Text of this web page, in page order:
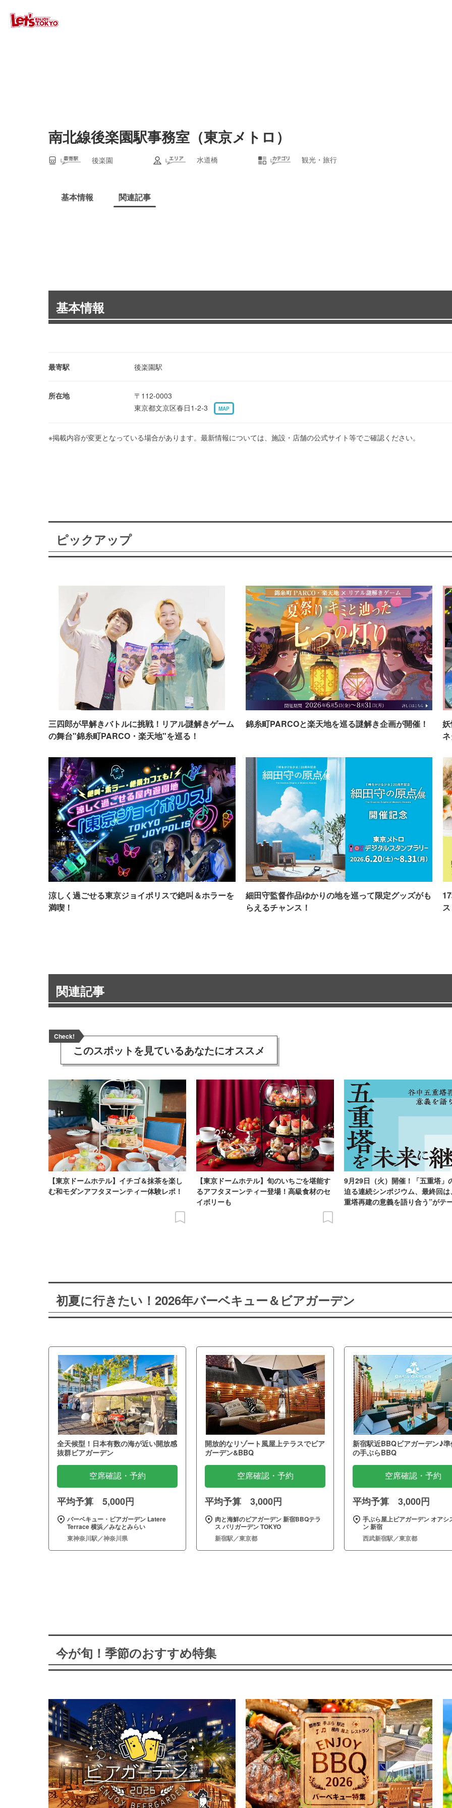
南北線後楽園駅事務室（東京メトロ）
後楽園 水道橋 観光・旅行
基本情報 関連記事
基本情報
最寄駅 後楽園駅
所在地
〒112-0003
東京都文京区春日1-2-3
MAP
※掲載内容が変更となっている場合があります。最新情報については、施設・店舗の公式サイト等でご確認ください。
ピックアップ
三四郎が早解きバトルに挑戦！リアル謎解きゲーム
の舞台"錦糸町PARCO・楽天地"を巡る！
錦糸町PARCOと楽天地を巡る謎解き企画が開催！
涼しく過ごせる東京ジョイポリスで絶叫＆ホラーを
満喫！
細田守監督作品ゆかりの地を巡って限定グッズがも
らえるチャンス！
関連記事
Check!
このスポットを見ているあなたにオススメ
【東京ドームホテル】イチゴ＆抹茶を楽し
む和モダンアフタヌーンティー体験レポ！
【東京ドームホテル】旬のいちごを堪能す
るアフタヌーンティー登場！高級食材のセ
イボリーも
9月29日（火）開催！「五重塔」
迫る連続シンポジウム、最終回は
重塔再建の意義を語り合う”がテ
初夏に行きたい！2026年バーベキュー＆ビアガーデン
全天候型！日本有数の海が近い開放感
抜群ビアガーデン
空席確認・予約
平均予算 5,000円
バーベキュー・ビアガーデン Latere
Terrace 横浜／みなとみらい
東神奈川駅／神奈川県
開放的なリゾート風屋上テラスでビア
ガーデン&BBQ
空席確認・予約
平均予算 3,000円
肉と海鮮のビアガーデン 新宿BBQテラ
ス バリガーデン TOKYO
新宿駅／東京都
新宿駅近BBQビアガーデン♪
の手ぶらBBQ
空席確認・予約
平均予算 3,000円
手ぶら屋上ビアガーデン オアシ
ン 新宿
西武新宿駅／東京都
今が旬！季節のおすすめ特集